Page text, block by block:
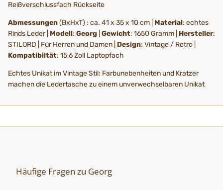
Reißverschlussfach Rückseite
Abmessungen(BxHxT) : ca. 41 x 35 x 10 cm | Material: echtes
Rinds Leder | Modell: Georg Gewicht: 1650 Gramm | Hersteller:
STILORD | Für Herren und Damen | Design: Vintage / Retro |
Kompatibiltät: 15,6 Zoll Laptopfach
Echtes Unikat im Vintage Stil: Farbunebenheiten und Kratzer
machen die Ledertasche zu einem unverwechselbaren Unikat
Häufige Fragen zu Georg